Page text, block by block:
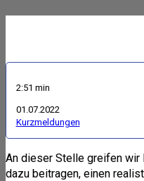
2:51 min
01.07.2022
Kurzmeldungen
An dieser Stelle greifen wir
dazu beitragen, einen